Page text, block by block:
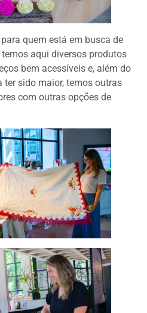
quem está em busca de
aqui diversos produtos
bem acessíveis e, além do
sido maior, temos outras
com outras opções de